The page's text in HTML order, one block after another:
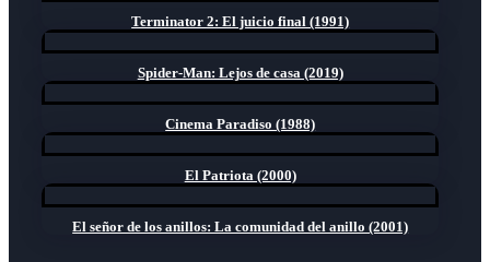
Terminator 2: El juicio final (1991)
Spider-Man: Lejos de casa (2019)
Cinema Paradiso (1988)
El Patriota (2000)
El señor de los anillos: La comunidad del anillo (2001)